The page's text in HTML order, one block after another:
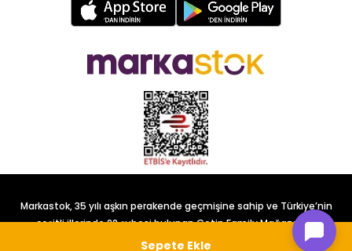
Markastok, 35 yılı aşkın perakende geçmişine sahip ve Türkiye’nin
çeşitli illerinde 22 şubesi bulunan Çetin Family Mağazacılık
tarafından kurulmuştur.